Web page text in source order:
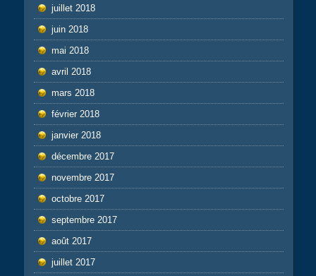
juillet 2018
juin 2018
mai 2018
avril 2018
mars 2018
février 2018
janvier 2018
décembre 2017
novembre 2017
octobre 2017
septembre 2017
août 2017
juillet 2017